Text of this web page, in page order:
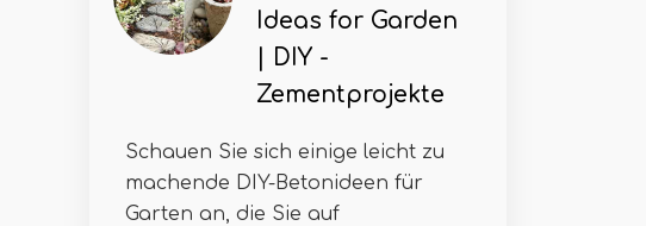
Ideas for Garden
| DIY -
Zementprojekte
Schauen Sie sich einige leicht zu
machende DIY-Betonideen für
Garten an, die Sie auf